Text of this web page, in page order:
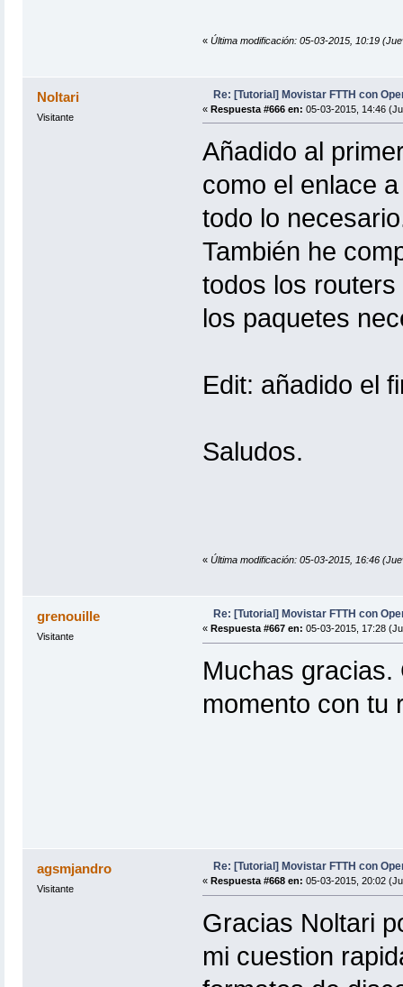
« Última modificación: 05-03-2015, 10:19
Noltari
Visitante
Re: [Tutorial] Movistar FTTH con
« Respuesta #666 en: 05-03-2015, 14:46
Añadido al
como el enlace
todo lo
También he
todos los
los paquetes
Edit: añadido el
Saludos.
« Última modificación: 05-03-2015, 16:46
grenouille
Visitante
Re: [Tutorial] Movistar FTTH con
« Respuesta #667 en: 05-03-2015, 17:28
Muchas gracias.
momento con tu
agsmjandro
Visitante
Re: [Tutorial] Movistar FTTH con
« Respuesta #668 en: 05-03-2015, 20:02
Gracias Noltari
mi cuestion